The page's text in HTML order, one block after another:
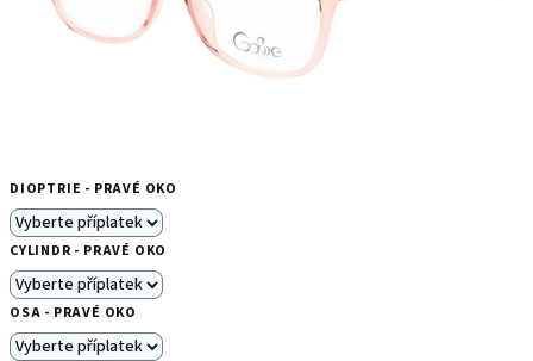
DIOPTRIE - PRAVÉ OKO
CYLINDR - PRAVÉ OKO
OSA - PRAVÉ OKO